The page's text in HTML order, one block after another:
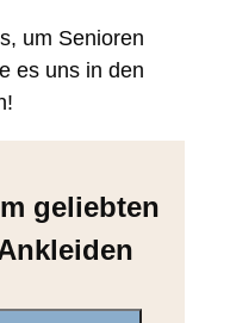
um Senioren
es uns in den
geliebten